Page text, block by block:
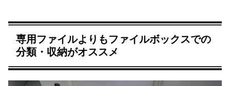
専用ファイルよりもファイルボックスでの
分類・収納がオススメ